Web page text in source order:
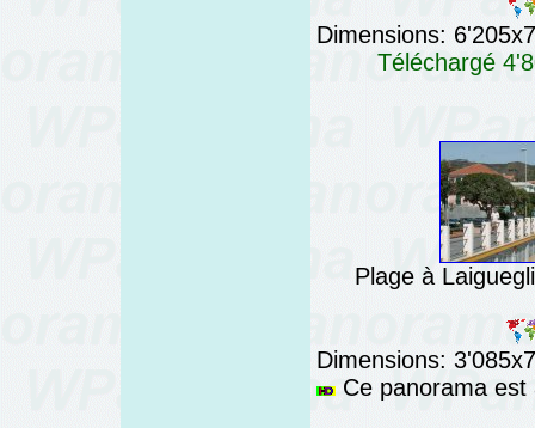
Dimensions:
Téléchargé
Plage à
Dimensions:
Ce panorama est